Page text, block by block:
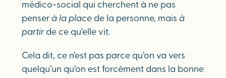
médico-social qui cherchent à ne pas
penser à la placede la personne, mais à
partirde ce qu’elle vit.
Cela dit, ce n’est pas parce qu’on va vers
quelqu’un qu’on est forcément dans la bonne